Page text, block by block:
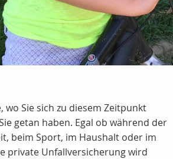
wo Sie sich zu diesem Zeitpunkt
getan haben. Egal ob während der
beim Sport, im Haushalt oder im
private Unfallversicherung wird